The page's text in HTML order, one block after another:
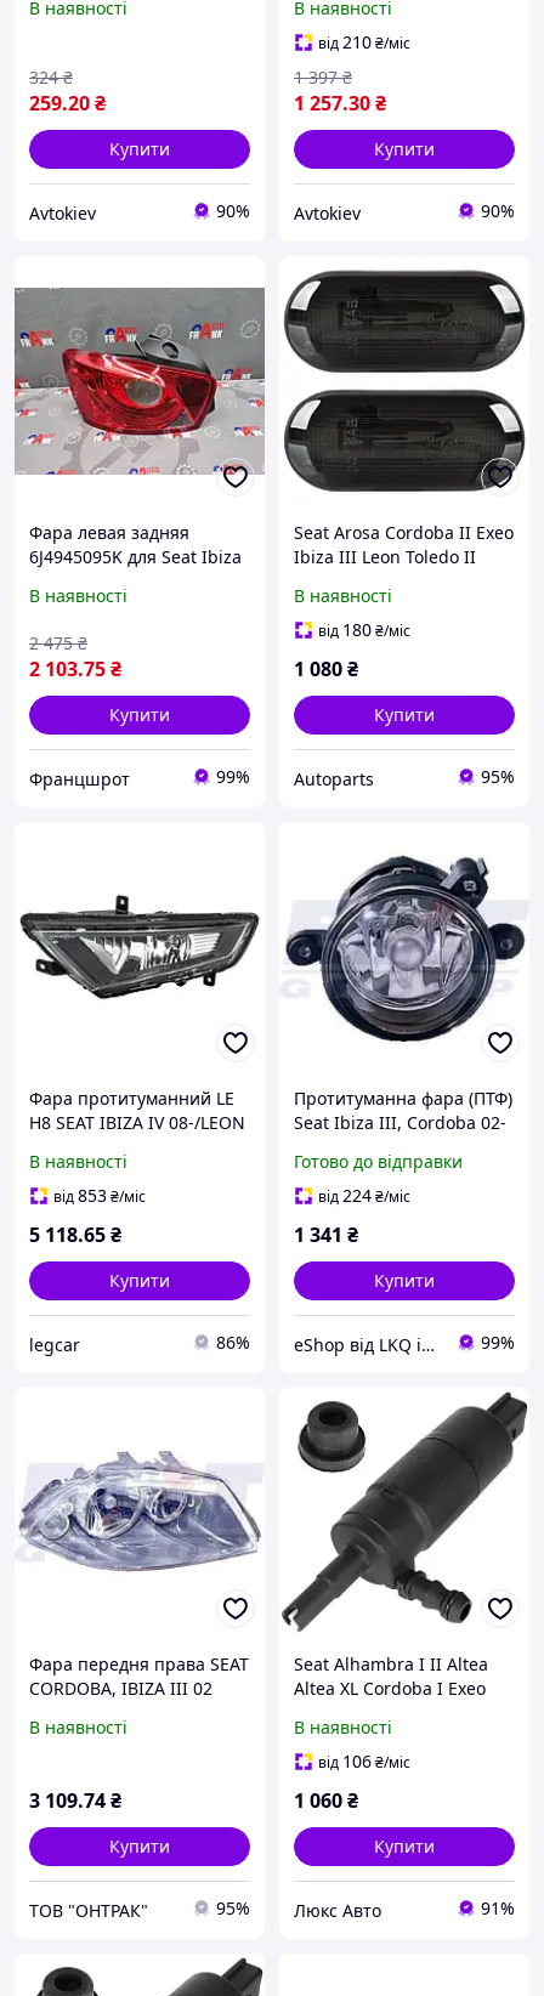
06р Starline KH6609 9954
В наявності
259.20₴
324 ₴
Купити
Avtokiev 90%
05-2 UA
В наявності
від210₴/міс
1 257.30₴
1 397 ₴
Купити
Avtokiev 90%
Фара левая задняя
6J4945095K для Seat Ibiza
В наявності
2 103.75₴
2 475 ₴
Купити
Францшрот 99%
Seat Arosa Cordoba II Exeo
Ibiza III Leon Toledo II
комплект 2007-2010
В наявності
від 180₴/міс
1 080₴
Купити
Autoparts 95%
Фара протитуманний LE
H8 SEAT IBIZA IV 08-/LEON
В наявності
від853₴/міс
5 118.65₴
Купити
legcar 86%
Протитуманна фара (ПТФ)
Seat Ibiza III, Cordoba 02-
Готово до відправки
від224₴/міс
1 341 ₴
Купити
eShop від LKQ інтернет-магазин автозапчастин 99%
Фара передня права SEAT
CORDOBA, IBIZA III 02
В наявності
3 109.74₴
Купити
ТОВ "ОНТРАК" 95%
Seat Alhambra I II Altea
Altea XL Cordoba I Exeo
Toledo II III Насос
омивача фар
В наявності
від 106₴/міс
1 060₴
Купити
Люкс Авто 91%